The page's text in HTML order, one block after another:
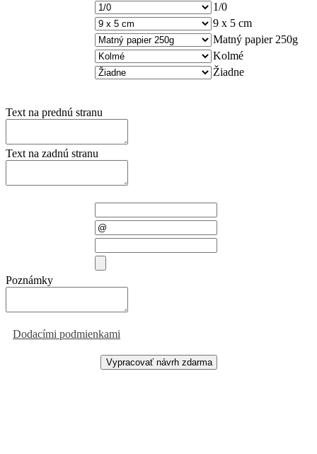
1/0
9 x 5 cm
Matný papier 250g
Kolmé
Žiadne
Text na prednú stranu
Text na zadnú stranu
Poznámky
Dodacími podmienkami